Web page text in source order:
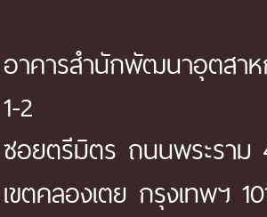
อาคารสำนักพัฒนาอุตสา
1-2
ซอยตรีมิตร ถนนพระราม
เขตคลองเตย กรุงเทพฯ